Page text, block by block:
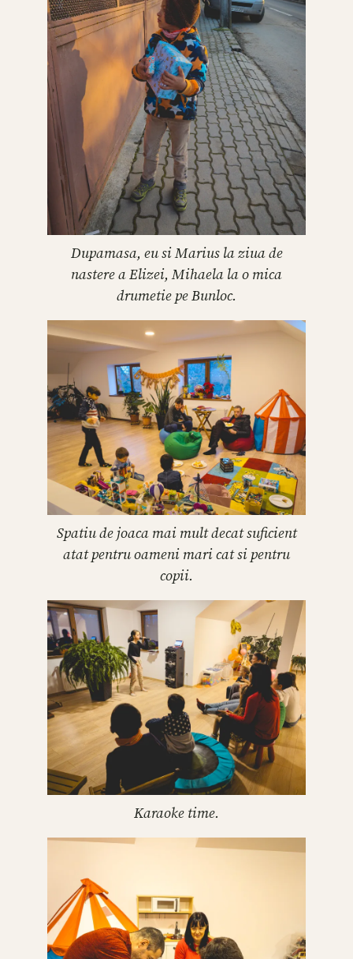
Dupamasa, eu si Marius la ziua de
nastere a Elizei, Mihaela la o mica
drumetie pe Bunloc.
Spatiu de joaca mai mult decat suficient
atat pentru oameni mari cat si pentru
copii.
Karaoke time.